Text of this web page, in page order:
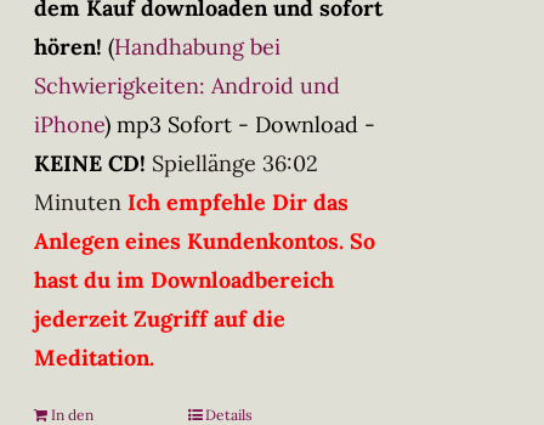
dem Kauf downloaden und sofort
hören! (Handhabung bei
Schwierigkeiten: Android und
iPhone) mp3 Sofort - Download -
KEINE CD! Spiellänge 36:02
Minuten Ich empfehle Dir das
Anlegen eines Kundenkontos. So
hast du im Downloadbereich
jederzeit Zugriff auf die
Meditation.
In den
Details